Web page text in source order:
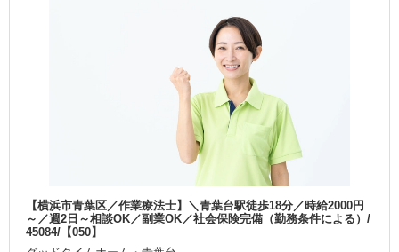
【横浜市青葉区／作業療法士】＼青葉台駅徒歩18分／時給2000円
～／週2日～相談OK／副業OK／社会保険完備（勤務条件による）/
45084/【050】